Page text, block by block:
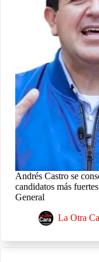
Andrés Castro se
candidatos más
General
La Otra